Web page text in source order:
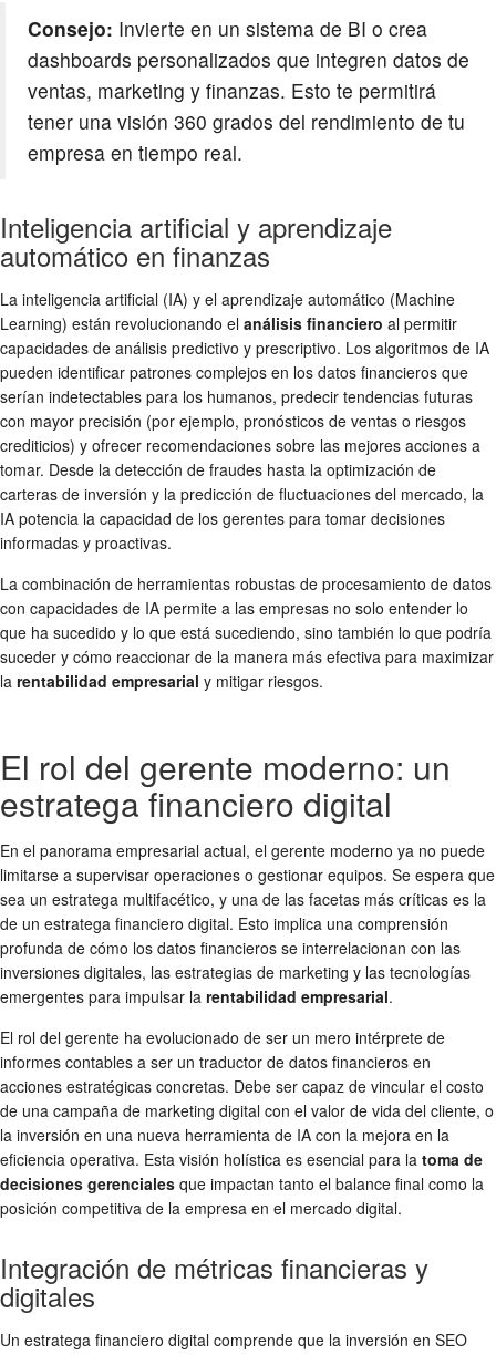
Consejo: Invierte en un sistema de BI o crea
dashboards personalizados que integren datos de
ventas, marketing y finanzas. Esto te permitirá
tener una visión 360 grados del rendimiento de tu
empresa en tiempo real.
Inteligencia artificial y aprendizaje
automático en finanzas
La inteligencia artificial (IA) y el aprendizaje automático (Machine
Learning) están revolucionando el análisis financiero al permitir
capacidades de análisis predictivo y prescriptivo. Los algoritmos de IA
pueden identificar patrones complejos en los datos financieros que
serían indetectables para los humanos, predecir tendencias futuras
con mayor precisión (por ejemplo, pronósticos de ventas o riesgos
crediticios) y ofrecer recomendaciones sobre las mejores acciones a
tomar. Desde la detección de fraudes hasta la optimización de
carteras de inversión y la predicción de fluctuaciones del mercado, la
IA potencia la capacidad de los gerentes para tomar decisiones
informadas y proactivas.
La combinación de herramientas robustas de procesamiento de datos
con capacidades de IA permite a las empresas no solo entender lo
que ha sucedido y lo que está sucediendo, sino también lo que podría
suceder y cómo reaccionar de la manera más efectiva para maximizar
la rentabilidad empresarial y mitigar riesgos.
El rol del gerente moderno: un
estratega financiero digital
En el panorama empresarial actual, el gerente moderno ya no puede
limitarse a supervisar operaciones o gestionar equipos. Se espera que
sea un estratega multifacético, y una de las facetas más críticas es la
de un estratega financiero digital. Esto implica una comprensión
profunda de cómo los datos financieros se interrelacionan con las
inversiones digitales, las estrategias de marketing y las tecnologías
emergentes para impulsar la rentabilidad empresarial.
El rol del gerente ha evolucionado de ser un mero intérprete de
informes contables a ser un traductor de datos financieros en
acciones estratégicas concretas. Debe ser capaz de vincular el costo
de una campaña de marketing digital con el valor de vida del cliente, o
la inversión en una nueva herramienta de IA con la mejora en la
eficiencia operativa. Esta visión holística es esencial para la toma de
decisiones gerenciales que impactan tanto el balance final como la
posición competitiva de la empresa en el mercado digital.
Integración de métricas financieras y
digitales
Un estratega financiero digital comprende que la inversión en SEO